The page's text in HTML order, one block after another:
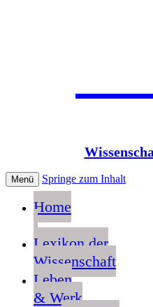
Menü Springe zum Inhalt
Home
Lexikon der
Wissenschaft
Leben
& Werk